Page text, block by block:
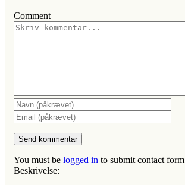
Comment
You must be logged in to submit contact form
Beskrivelse: